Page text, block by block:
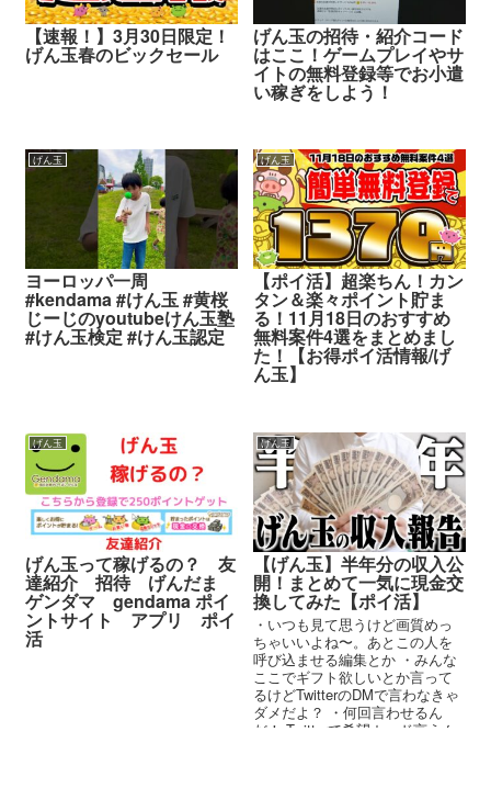
【速報！】3月30日限定！
げん玉春のビックセール
げん玉の招待・紹介コード
はここ！ゲームプレイやサ
イトの無料登録等でお小遣
い稼ぎをしよう！
げん玉
ヨーロッパ一周
#kendama #けん玉 #黄桜
じーじのyoutubeけん玉塾
#けん玉検定 #けん玉認定
げん玉
【ポイ活】超楽ちん！カン
タン＆楽々ポイント貯ま
る！11月18日のおすすめ
無料案件4選をまとめまし
た！【お得ポイ活情報/げ
ん玉】
げん玉
げん玉って稼げるの？ 友
達紹介 招待 げんだま
ゲンダマ gendama ポイ
ントサイト アプリ ポイ
活
げん玉
【げん玉】半年分の収入公
開！まとめて一気に現金交
換してみた【ポイ活】
・いつも見て思うけど画質めっ
ちゃいいよね〜。あとこの人を
呼び込ませる編集とか ・みんな
ここでギフト欲しいとか言って
るけどTwitterのDMで言わなきゃ
ダメだよ？ ・何回言わせるん
だ！ Twitterで希望カード言うん